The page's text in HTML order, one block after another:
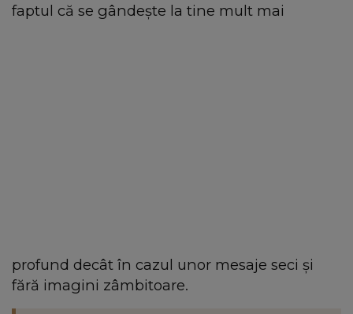
faptul că se gândește la tine mult mai
profund decât în cazul unor mesaje seci și
fără imagini zâmbitoare.